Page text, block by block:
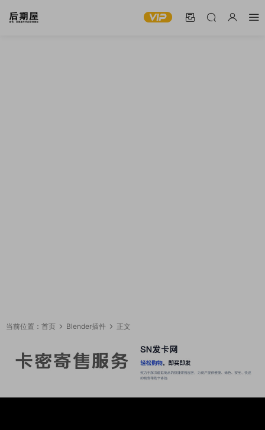
当前位置： 首页 Blender插件 正文